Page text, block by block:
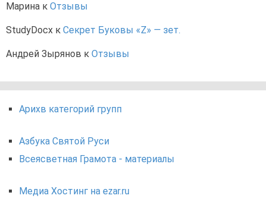
Марина к Отзывы
StudyDocx к Секрет Буковы «Z» — зет.
Андрей Зырянов к Отзывы
Арихв категорий групп
Азбука Святой Руси
Всеясветная Грамота - материалы
Медиа Хостинг на ezar.ru